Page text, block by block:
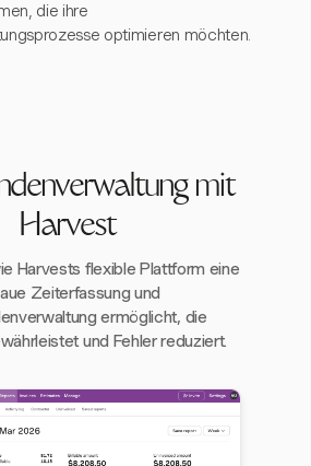
die ihre
optimieren möchten.
mit
Harvest
Harvests flexible Plattform eine
Zeiterfassung und
ermöglicht, die
und Fehler reduziert.